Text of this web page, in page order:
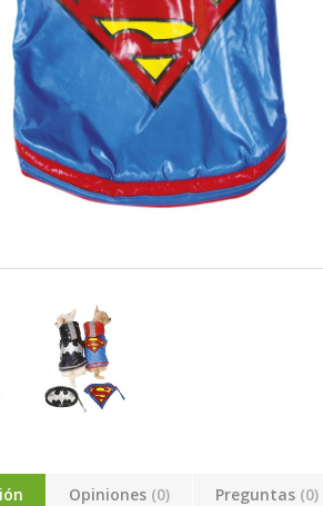
Opiniones (0) Preguntas (0)